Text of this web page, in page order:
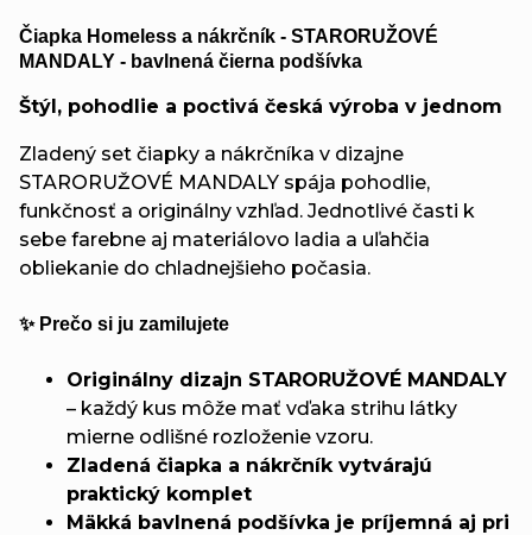
Čiapka Homeless a nákrčník - STARORUŽOVÉ
MANDALY - bavlnená čierna podšívka
Štýl, pohodlie a poctivá česká výroba v jednom
Zladený set čiapky a nákrčníka v dizajne
STARORUŽOVÉ MANDALY spája pohodlie,
funkčnosť a originálny vzhľad. Jednotlivé časti k
sebe farebne aj materiálovo ladia a uľahčia
obliekanie do chladnejšieho počasia.
✨ Prečo si ju zamilujete
Originálny dizajn STARORUŽOVÉ MANDALY
– každý kus môže mať vďaka strihu látky
mierne odlišné rozloženie vzoru.
Zladená čiapka a nákrčník vytvárajú
praktický komplet
Mäkká bavlnená podšívka je príjemná aj pri